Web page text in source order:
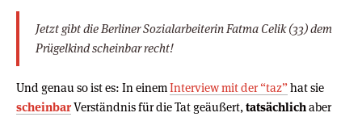
Jetzt gibt die Berliner Sozialarbeiterin Fatma Celik (33) dem
Prügelkind scheinbar recht!
Und genau so ist es: In einemInterview mit der “taz”hat sie
scheinbarVerständnis für die Tat geäußert, tatsächlichaber